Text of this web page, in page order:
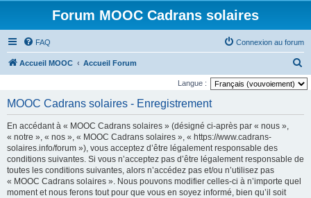
Forum MOOC Cadrans solaires
FAQ Connexion au forum
Accueil MOOC Accueil Forum
e
Langue :
MOOC Cadrans solaires - Enregistrement
En accédant à « MOOC Cadrans solaires » (désigné ci-après par « nous »,
« notre », « nos », « MOOC Cadrans solaires », « https://www.cadrans-
solaires.info/forum »), vous acceptez d’être légalement responsable des
conditions suivantes. Si vous n’acceptez pas d’être légalement responsable de
toutes les conditions suivantes, alors n’accédez pas et/ou n’utilisez pas
« MOOC Cadrans solaires ». Nous pouvons modifier celles-ci à n’importe quel
moment et nous ferons tout pour que vous en soyez informé, bien qu’il soit